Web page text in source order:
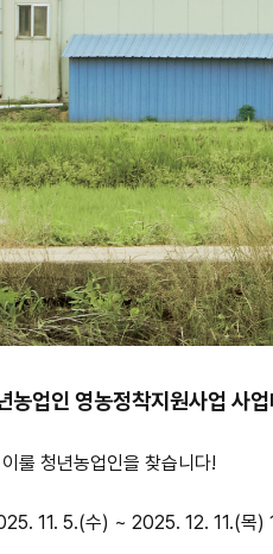
업인 영농정착지원사업 사업
룰 청년농업인을 찾습니다!
11. 5.(수) ~ 2025. 12. 11.(목)